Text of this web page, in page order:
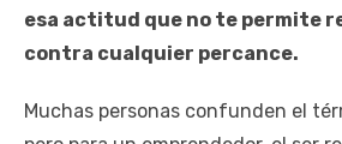
esa actitud que no te permite
contra cualquier percance.
Muchas personas confunden el